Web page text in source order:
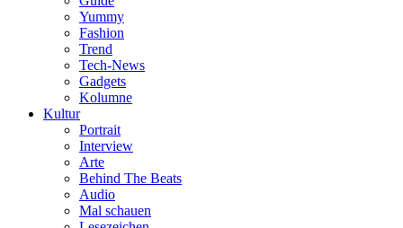
Yummy
Fashion
Trend
Tech-News
Gadgets
Kolumne
Kultur
Portrait
Interview
Arte
Behind The Beats
Audio
Mal schauen